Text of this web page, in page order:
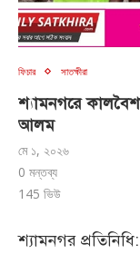
ফিচার সাতক্ষীরা
শ্যামনগরে
আলম
মে ১, ২০২৬
0 মন্তব্য
145 ভিউ
শ্যামনগর